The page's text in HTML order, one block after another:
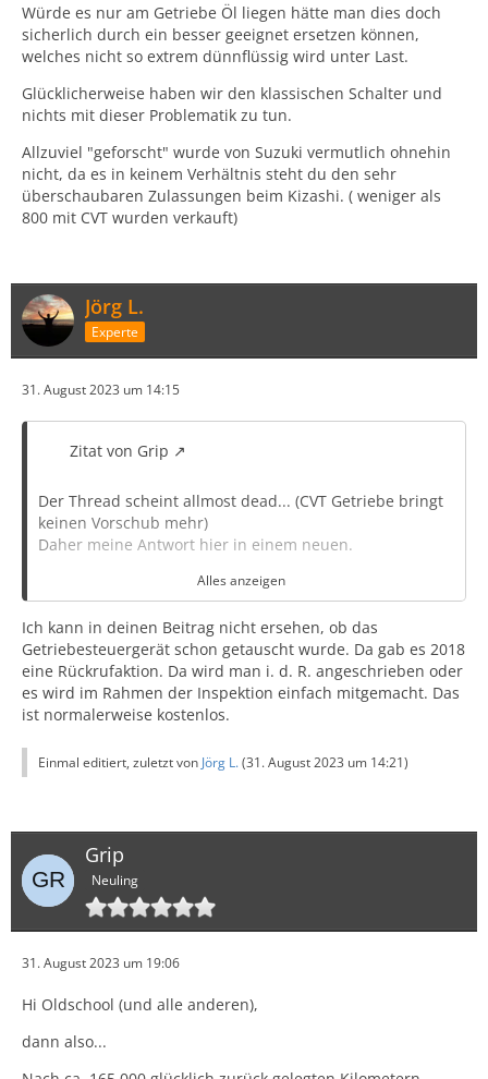
Würde es nur am Getriebe Öl liegen hätte man dies doch
sicherlich durch ein besser geeignet ersetzen können,
welches nicht so extrem dünnflüssig wird unter Last.
Glücklicherweise haben wir den klassischen Schalter und
nichts mit dieser Problematik zu tun.
Allzuviel "geforscht" wurde von Suzuki vermutlich ohnehin
nicht, da es in keinem Verhältnis steht du den sehr
überschaubaren Zulassungen beim Kizashi. ( weniger als
800 mit CVT wurden verkauft)
Jörg L.
Experte
31. August 2023 um 14:15
Zitat von Grip
Der Thread scheint allmost dead... (CVT Getriebe bringt
keinen Vorschub mehr)
Daher meine Antwort hier in einem neuen.
Ich glaube, aus Beobachtung und Erfahrung mit
meinem Kizashi 4x4 (bisher ca. 165Tkm) Substanzielles
dazu sagen zu können, wenn auch ohne letzte
Gewissheit - es sind alles meine persönlichen
Mutmaßungen.
Das Auto war ursprünglich nicht für den deutschen
Dabei offenbarte das CVT-Getriebe eine Schwachstelle,
die speziell in Deutschlang mit seinen vergleichsweise
hohen erlaubten Autobahngeschwindigkeiten zu tun
Dauerbelastungen zu schwach dimensionierte Kühlung.
Alles anzeigen
Ich kann in deinen Beitrag nicht ersehen, ob das
Getriebesteuergerät schon getauscht wurde. Da gab es 2018
eine Rückrufaktion. Da wird man i. d. R. angeschrieben oder
es wird im Rahmen der Inspektion einfach mitgemacht. Das
ist normalerweise kostenlos.
Einmal editiert, zuletzt von Jörg L.(31. August 2023 um 14:21)
Grip
Neuling
31. August 2023 um 19:06
Hi Oldschool (und alle anderen),
dann also...